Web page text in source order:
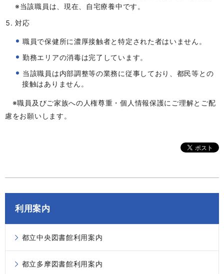
※当該職員は、現在、自宅療養中です。
対応
職員で保健所に濃厚接触者と特定された者はいません。
勤務エリアの消毒は完了しています。
当該職員は内部調整等の業務に従事しており、都民等との
接触はありません。
※職員及びご家族への人権尊重・個人情報保護にご理解とご配
慮をお願いします。
利用案内
都立中央図書館利用案内
都立多摩図書館利用案内